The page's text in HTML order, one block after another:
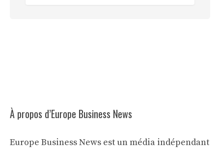
À propos d’Europe Business News
Europe Business News est un média indépendant